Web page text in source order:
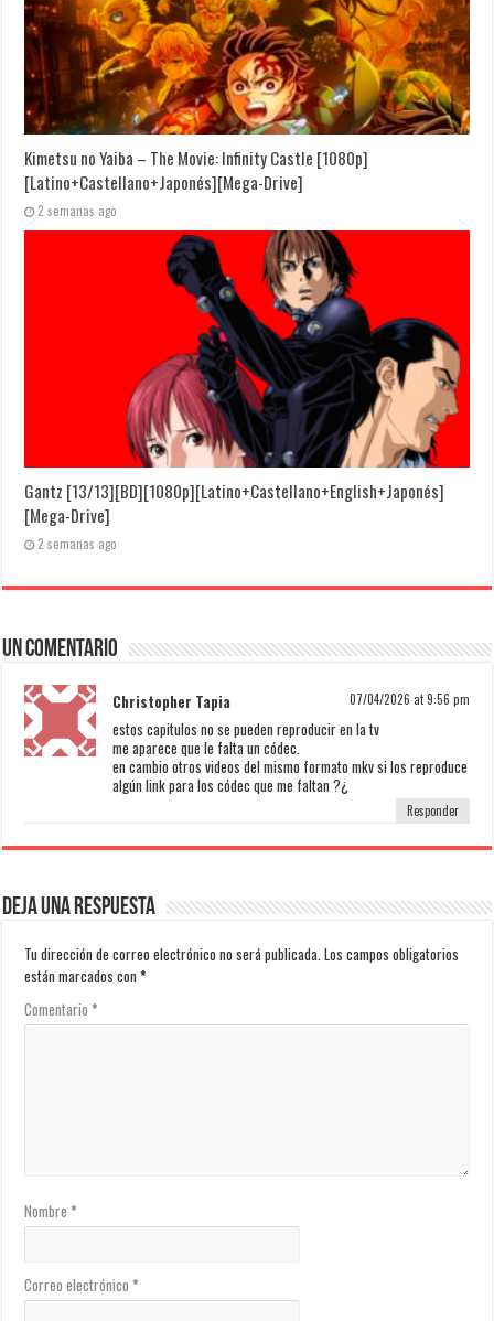
Kimetsu no Yaiba – The Movie: Infinity Castle [1080p]
[Latino+Castellano+Japonés][Mega-Drive]
2 semanas ago
Gantz [13/13][BD][1080p][Latino+Castellano+English+Japonés]
[Mega-Drive]
2 semanas ago
Un comentario
Christopher Tapia 07/04/2026 at 9:56 pm
estos capitulos no se pueden reproducir en la tv
me aparece que le falta un códec.
en cambio otros videos del mismo formato mkv si los reproduce
algún link para los códec que me faltan ?¿
Responder
Deja una respuesta
Tu dirección de correo electrónico no será publicada. Los campos obligatorios
están marcados con*
Comentario*
Nombre*
Correo electrónico*